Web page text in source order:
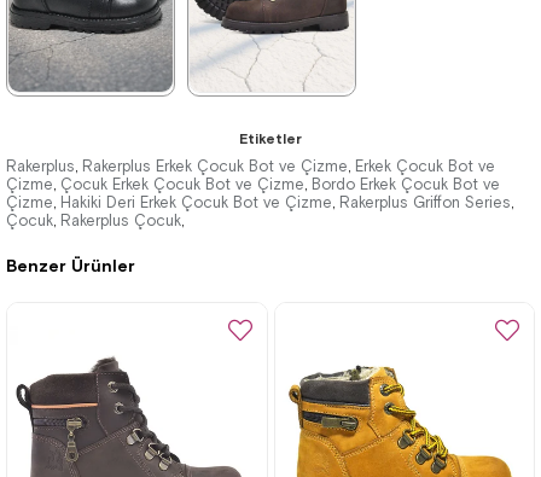
Benzer Ürünler
%42İndirim
Ücretsiz
Kargo
%42İndirim
Ücretsiz
Kargo
Tükeniyor
2.049,90 ₺
3.519,90 ₺
★ ★ ★
2.259,90 ₺
3.879,90 ₺
Etiketler
Rakerplus, Rakerplus Erkek Çocuk Bot ve Çizme, Erkek Çocuk Bot ve
Çizme, Çocuk Erkek Çocuk Bot ve Çizme, Bordo Erkek Çocuk Bot ve
Çizme, Hakiki Deri Erkek Çocuk Bot ve Çizme, Rakerplus Griffon Series,
Çocuk, Rakerplus Çocuk,